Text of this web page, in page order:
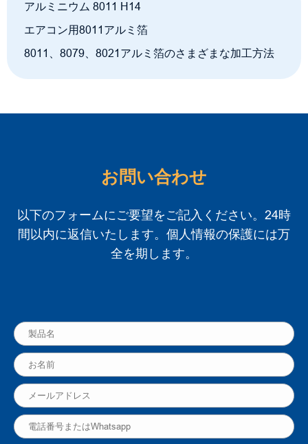
アルミニウム 8011 H14
エアコン用8011アルミ箔
8011、8079、8021アルミ箔のさまざまな加工方法
お問い合わせ
以下のフォームにご要望をご記入ください。24時
間以内に返信いたします。個人情報の保護には万
全を期します。